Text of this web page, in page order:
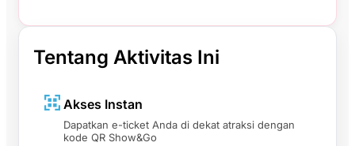
Tentang Aktivitas Ini
Akses Instan
Dapatkan e-ticket Anda di dekat atraksi dengan
kode QR Show&Go